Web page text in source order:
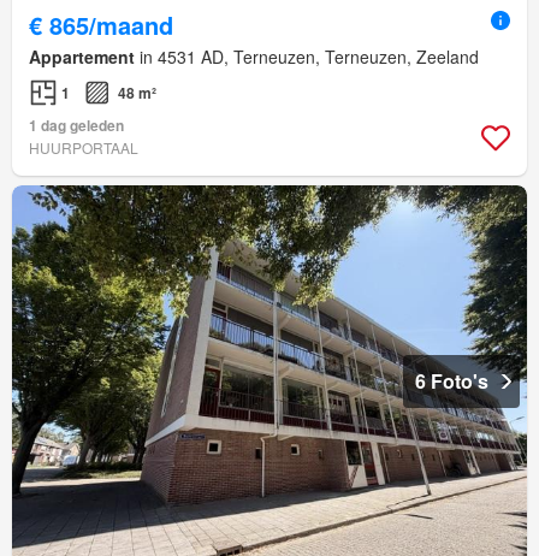
€ 865/maand
Appartement in 4531 AD, Terneuzen, Terneuzen, Zeeland
1
48 m²
1 dag geleden
HUURPORTAAL
6 Foto's